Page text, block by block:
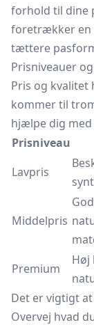
forhold til dine
foretrækker en
tættere
Prisniveauer
Pris og
kommer til
hjælpe dig
Prisniveau
Lavpris
Middelpris
Premium
Høj
Det er vigtigt
Overvej hvad